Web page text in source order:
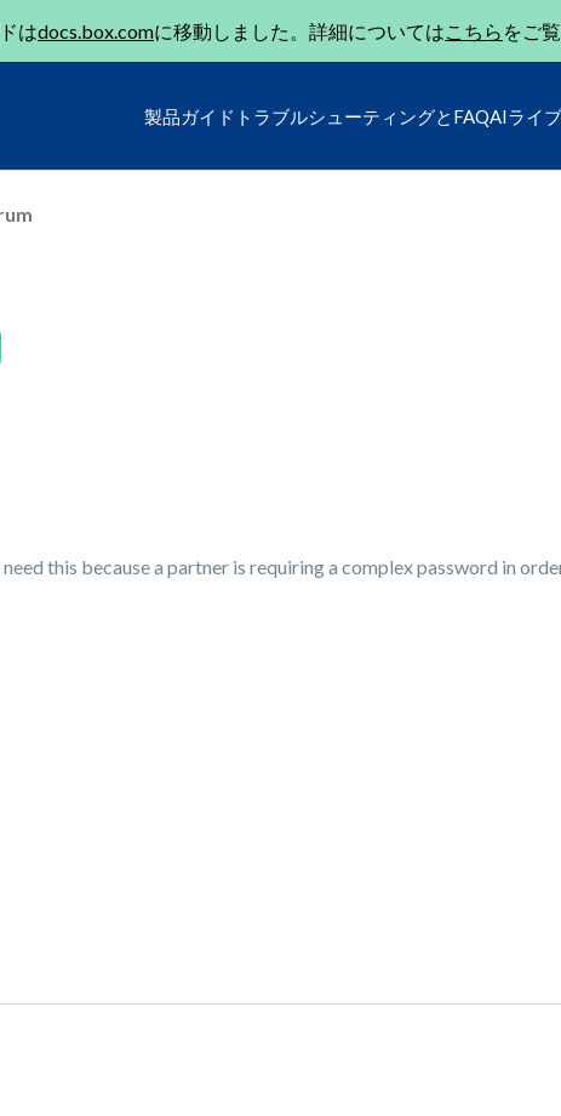
はdocs.box.comに移動しました。詳細についてはこちら をご
製品ガイド トラブルシューティングとFAQAIライ
this because a partner is requiring a complex password in